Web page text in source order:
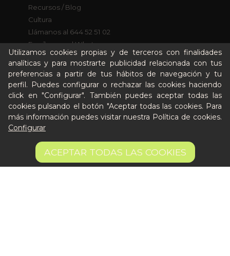
9,10 € AÑADIR A LA CESTA
Utilizamos cookies propias y de terceros con finalidades
analíticas y para mostrarte publicidad relacionada con tus
preferencias a partir de tus hábitos de navegación y tu
perfil. Puedes configurar o rechazar las cookies haciendo
click en "Configurar". También puedes aceptar todas las
cookies pulsando el botón "Aceptar todas las cookies. Para
más información puedes visitar nuestra Política de cookies.
Configurar
ACEPTAR TODAS LAS COOKIES
Recursos / Blog
Cultura
Llámanos al 644 52 51 02
Escríbenos al Whatsapp
Escríbenos al correo
De lunes a viernes de 8:30 a 14:00
Quiero ser partner de Peter